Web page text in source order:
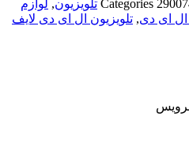
Categories تلویزیون, لوازم
ال ای دی, تلویزیون ال ای دی لایف